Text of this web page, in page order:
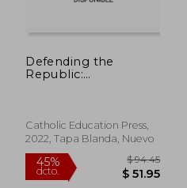
Defending the
Republic:
of George w. Carey
(en Inglés)
Catholic Education Press,
2022, Tapa Blanda, Nuevo